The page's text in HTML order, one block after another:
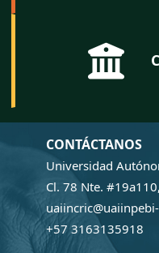
CONTÁCTANOS
Universidad
Cl. 78 Nte.
+57 3163135918